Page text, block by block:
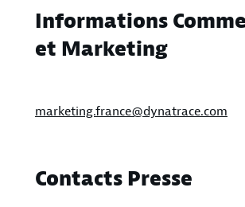
Informations
et Marketing
marketing.france@dynatrace.com
Contacts Presse